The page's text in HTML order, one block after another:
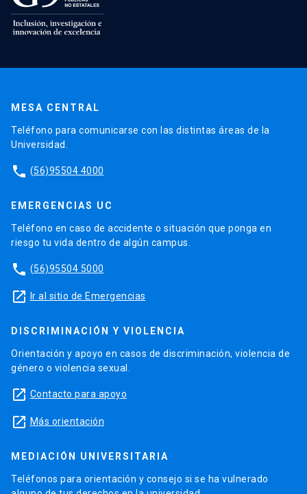
MESA CENTRAL
Teléfono para comunicarse con las distintas áreas de la
Universidad.
phone (56)95504 4000
EMERGENCIAS UC
Teléfono en caso de accidente o situación que ponga en
riesgo tu vida dentro de algún campus.
phone (56)95504 5000
launch Ir al sitio de Emergencias
DISCRIMINACIÓN Y VIOLENCIA
Orientación y apoyo en casos de discriminación, violencia de
género o violencia sexual.
launch Contacto para apoyo
launch Más orientación
MEDIACIÓN UNIVERSITARIA
Teléfonos para orientación y consejo si se ha vulnerado